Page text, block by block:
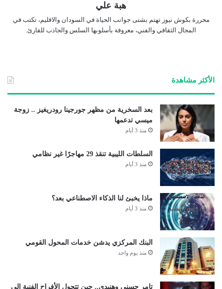
هبة علي
محررة بكوش نيوز تهتم بشتى جوانب الحياة في السودان والاقليم، تكتب في
المجال الثقافي والفني، معروفة بأسلوبها السلس والجاذب للقارئ.
الأكثر مشاهدة
بعد السخرية من مظهر جورجينا رودريغيز .. زوجة
ميسي تدعمها
منذ 3 أيام
السلطات الليبية تنقذ 29 مهاجرًا غير نظامي
منذ 3 أيام
ماذا يخبئ لنا الذكاء الاصطناعي بعد؟
منذ 3 أيام
البنك المركزي يدشن خدمات المحول القومي
منذ يوم واحد
تامر حسني وهنيدي.. حين تتحول الأفراح الفنية إلى